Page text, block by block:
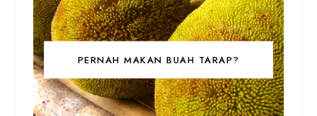
PERNAH MAKAN BUAH TARAP?